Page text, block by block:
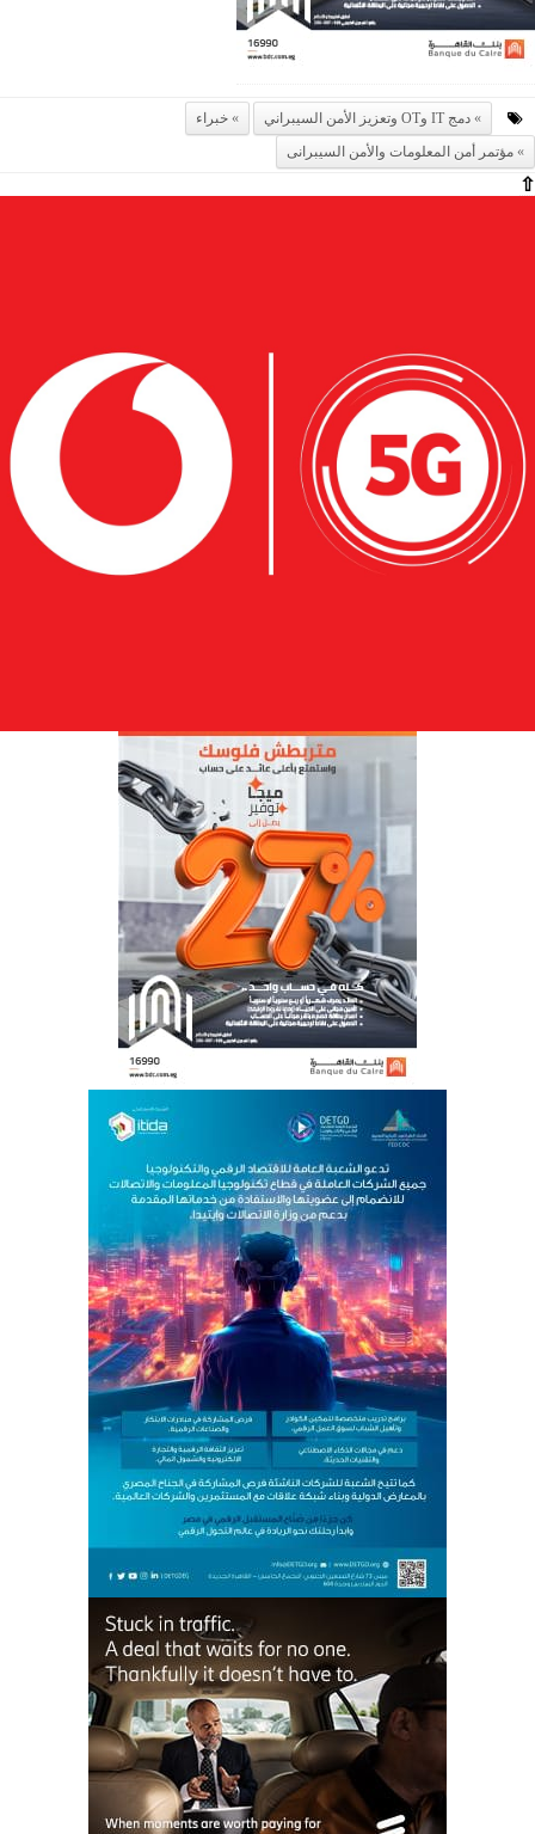
دمج IT وOT وتعزيز الأمن السيبراني
خبراء
مؤتمر أمن المعلومات والأمن السيبرانى
⇧